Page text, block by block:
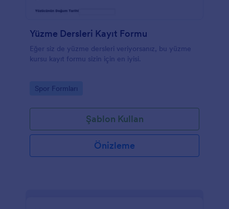
Yüzme Dersleri Kayıt Formu
Eğer siz de yüzme dersleri veriyorsanız, bu yüzme
kursu kayıt formu sizin için en iyisi.
Go to Category:
Spor Formları
Şablon Kullan
Önizleme